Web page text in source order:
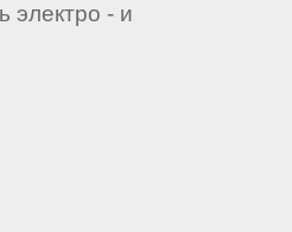
электро - и